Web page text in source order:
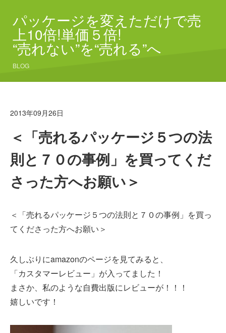
パッケージを変えただけで売
上10倍!単価５倍!
“売れない”を“売れる”へ
BLOG
2013年09月26日
＜「売れるパッケージ５つの法
則と７０の事例」を買ってくだ
さった方へお願い＞
＜「売れるパッケージ５つの法則と７０の事例」を買っ
てくださった方へお願い＞
久しぶりにamazonのページを見てみると、
「カスタマーレビュー」が入ってました！
まさか、私のような自費出版にレビューが！！！
嬉しいです！